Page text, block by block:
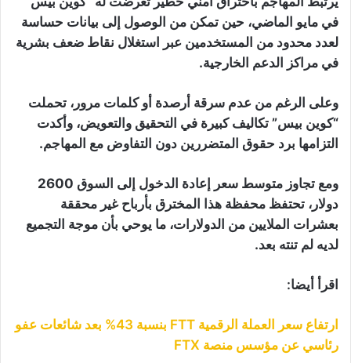
في مايو الماضي، حين تمكن من الوصول إلى بيانات حساسة
لعدد محدود من المستخدمين عبر استغلال نقاط ضعف بشرية
في مراكز الدعم الخارجية.
وعلى الرغم من عدم سرقة أرصدة أو كلمات مرور، تحملت
“كوين بيس” تكاليف كبيرة في التحقيق والتعويض، وأكدت
التزامها برد حقوق المتضررين دون التفاوض مع المهاجم.
ومع تجاوز متوسط سعر إعادة الدخول إلى السوق 2600
دولار، تحتفظ محفظة هذا المخترق بأرباح غير محققة
بعشرات الملايين من الدولارات، ما يوحي بأن موجة التجميع
لديه لم تنته بعد.
اقرأ أيضا:
ارتفاع سعر العملة الرقمية FTT بنسبة 43% بعد شائعات عفو
رئاسي عن مؤسس منصة FTX